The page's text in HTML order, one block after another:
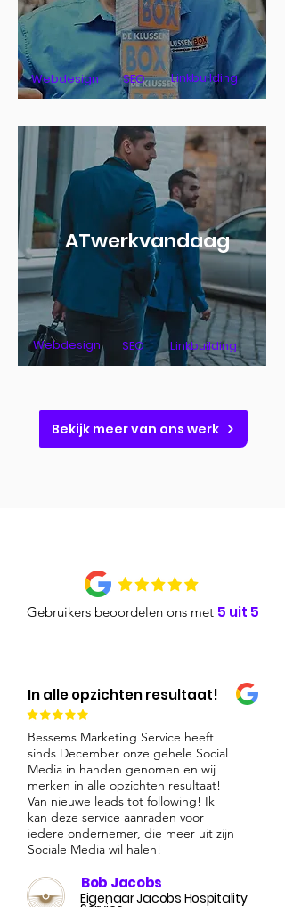
SEO Linkbuilding
Webdesign
SEO Linkbuilding
ATwerkvandaag
Webdesign
Bekijk meer van ons werk
Gebruikers beoordelen ons met 5 uit 5
In alle opzichten resultaat!
Bessems Marketing Service heeft
sinds December onze gehele Social
Media in handen genomen en wij
merken in alle opzichten resultaat!
Van nieuwe leads tot following! Ik
kan deze service aanraden voor
iedere ondernemer, die meer uit zijn
Sociale Media wil halen!
Bob Jacobs
Eigenaar Jacobs Hospitality